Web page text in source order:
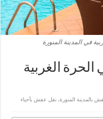
في المدينة المنورة
الغربية
بالمدينة المنورة, نقل عفش بأحياء